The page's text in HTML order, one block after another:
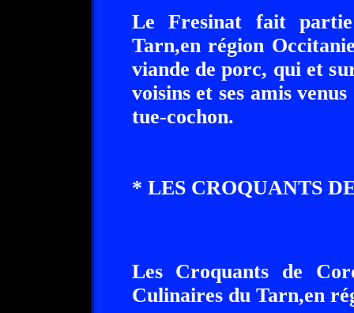
Le Fresinat fait partie
Tarn,en région
viande de porc, qui et
voisins et ses amis
tue-cochon.
* LES CROQUANTS
Les Croquants de
Culinaires du Tarn,en